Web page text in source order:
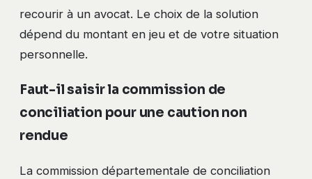
recourir à un avocat. Le choix de la solution
dépend du montant en jeu et de votre situation
personnelle.
Faut-il saisir la commission de
conciliation pour une caution non
rendue
La commission départementale de conciliation